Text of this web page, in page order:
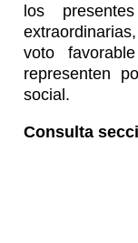
los
voto
representen
social.
Consulta